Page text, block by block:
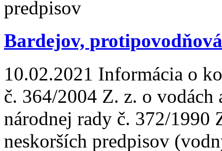
predpisov
Bardejov,
10.02.2021 Informácia o
č. 364/2004 Z. z. o vodách
národnej rady č. 372/1990
neskorších predpisov